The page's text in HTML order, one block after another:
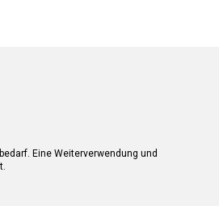
Eine Weiterverwendung und